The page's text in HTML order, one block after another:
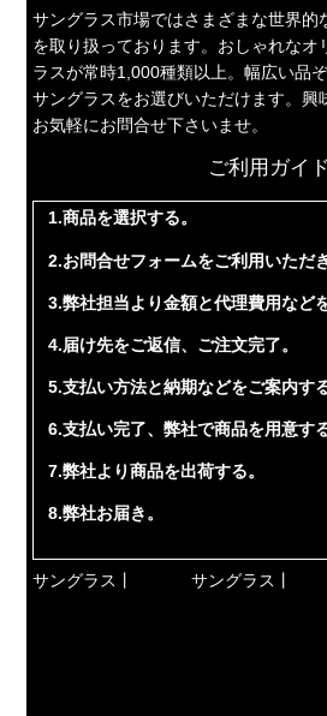
サングラス市場ではさまざまな世界的
を取り扱っております。おしゃれなオ
ラスが常時1,000種類以上。幅広い品
サングラスをお選びいただけます。興
お気軽にお問合せ下さいませ。
ご利用ガイド
1.商品を選択する。
2.お問合せフォームをご利用いただき
3.弊社担当より金額と代理費用など
4.届け先をご返信、ご注文完了。
5.支払い方法と納期などをご案内する
6.支払い完了、弊社で商品を用意する
7.弊社より商品を出荷する。
8.弊社お届き。
サングラス丨 サングラス丨